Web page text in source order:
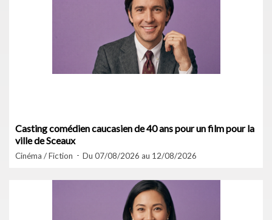
Casting comédien caucasien de 40 ans pour un film pour la
ville de Sceaux
Cinéma / Fiction Du 07/08/2026 au 12/08/2026